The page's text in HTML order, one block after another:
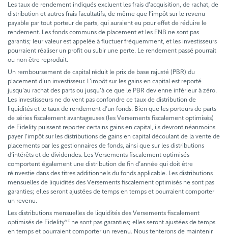
Les taux de rendement indiqués excluent les frais d’acquisition, de rachat, de
distribution et autres frais facultatifs, de même que l’impôt sur le revenu
payable par tout porteur de parts, qui auraient eu pour effet de réduire le
rendement. Les fonds communs de placement et les FNB ne sont pas
garantis; leur valeur est appelée à fluctuer fréquemment, et les investisseurs
pourraient réaliser un profit ou subir une perte. Le rendement passé pourrait
ou non être reproduit.
Un remboursement de capital réduit le prix de base rajusté (PBR) du
placement d’un investisseur. L’impôt sur les gains en capital est reporté
jusqu’au rachat des parts ou jusqu’à ce que le PBR devienne inférieur à zéro.
Les investisseurs ne doivent pas confondre ce taux de distribution de
liquidités et le taux de rendement d’un fonds. Bien que les porteurs de parts
de séries fiscalement avantageuses (les Versements fiscalement optimisés)
de Fidelity puissent reporter certains gains en capital, ils devront néanmoins
payer l’impôt sur les distributions de gains en capital découlant de la vente de
placements par les gestionnaires de fonds, ainsi que sur les distributions
d’intérêts et de dividendes. Les Versements fiscalement optimisés
comportent également une distribution de fin d’année qui doit être
réinvestie dans des titres additionnels du fonds applicable. Les distributions
mensuelles de liquidités des Versements fiscalement optimisés ne sont pas
garanties; elles seront ajustées de temps en temps et pourraient comporter
un revenu.
Les distributions mensuelles de liquidités des Versements fiscalement
optimisés de FidelityMC ne sont pas garanties; elles seront ajustées de temps
en temps et pourraient comporter un revenu. Nous tenterons de maintenir